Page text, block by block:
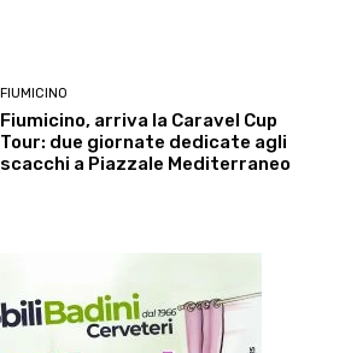
FIUMICINO
Fiumicino, arriva la Caravel Cup
Tour: due giornate dedicate agli
scacchi a Piazzale Mediterraneo